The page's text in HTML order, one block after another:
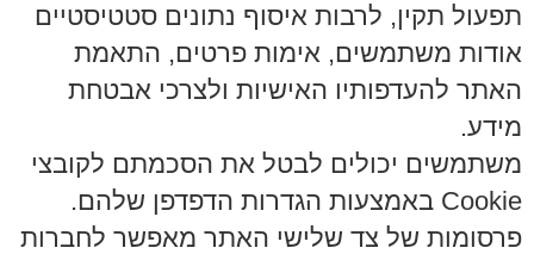
תפעול תקין, לרבות איסוף נתונים סטטיסטיים
אודות משתמשים, אימות פרטים, התאמת
האתר להעדפותיו האישיות ולצרכי אבטחת
מידע.
משתמשים יכולים לבטל את הסכמתם לקובצי
Cookie באמצעות הגדרות הדפדפן שלהם.
פרסומות של צד שלישי האתר מאפשר לחברות